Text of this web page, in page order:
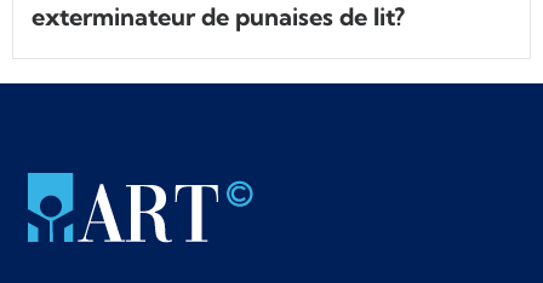
exterminateur de punaises de lit?